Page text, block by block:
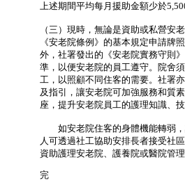
上述期間平均每月援助金額少於
（三）現時，無論是資助或私營安
《安老院條例》的基本規定申請牌
外，社署發出的《安老院實務守則
準，以便安老院的員工遵守。院舍
工，以照顧不同住客的需要。社署
及指引，讓安老院可加強服務和質
座，提升安老院員工的護理知識、
如安老院住客的身體機能轉弱，
人可透過社工協助安排長者接受社
資助護理安老院、護養院或醫院管理
完